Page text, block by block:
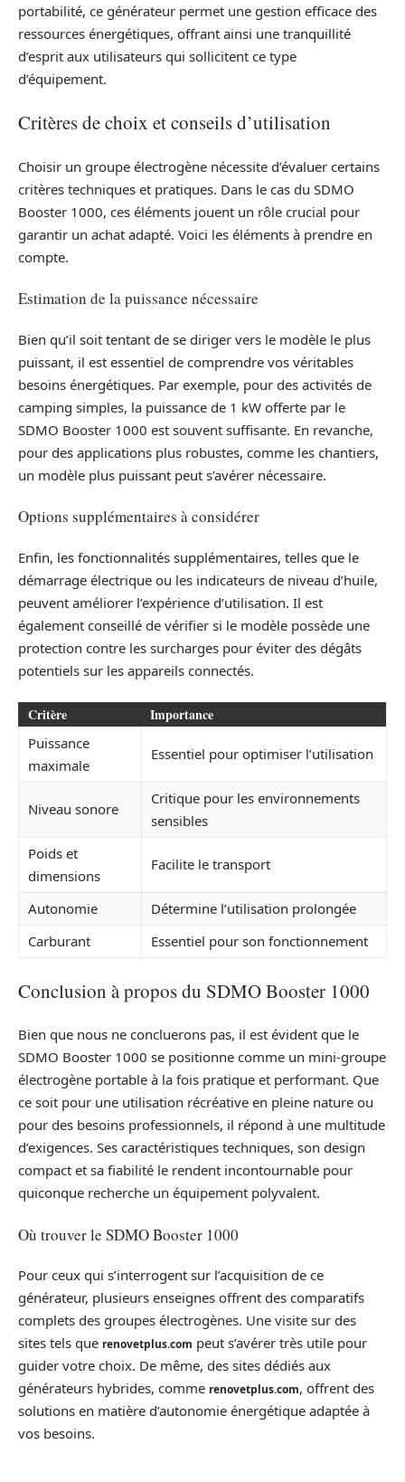
portabilité, ce générateur permet une gestion efficace des
ressources énergétiques, offrant ainsi une tranquillité
d’esprit aux utilisateurs qui sollicitent ce type
d’équipement.
Critères de choix et conseils d’utilisation
Choisir un groupe électrogène nécessite d’évaluer certains
critères techniques et pratiques. Dans le cas du SDMO
Booster 1000, ces éléments jouent un rôle crucial pour
garantir un achat adapté. Voici les éléments à prendre en
compte.
Estimation de la puissance nécessaire
Bien qu’il soit tentant de se diriger vers le modèle le plus
puissant, il est essentiel de comprendre vos véritables
besoins énergétiques. Par exemple, pour des activités de
camping simples, la puissance de 1 kW offerte par le
SDMO Booster 1000 est souvent suffisante. En revanche,
pour des applications plus robustes, comme les chantiers,
un modèle plus puissant peut s’avérer nécessaire.
Options supplémentaires à considérer
Enfin, les fonctionnalités supplémentaires, telles que le
démarrage électrique ou les indicateurs de niveau d’huile,
peuvent améliorer l’expérience d’utilisation. Il est
également conseillé de vérifier si le modèle possède une
protection contre les surcharges pour éviter des dégâts
potentiels sur les appareils connectés.
Critère Importance
Puissance
maximale
Essentiel pour optimiser l’utilisation
Niveau sonore
Critique pour les environnements
sensibles
Poids et
dimensions
Facilite le transport
Autonomie
Détermine l’utilisation prolongée
Carburant
Essentiel pour son fonctionnement
Conclusion à propos du SDMO Booster 1000
Bien que nous ne concluerons pas, il est évident que le
SDMO Booster 1000 se positionne comme un mini-groupe
électrogène portable à la fois pratique et performant. Que
ce soit pour une utilisation récréative en pleine nature ou
pour des besoins professionnels, il répond à une multitude
d’exigences. Ses caractéristiques techniques, son design
compact et sa fiabilité le rendent incontournable pour
quiconque recherche un équipement polyvalent.
Où trouver le SDMO Booster 1000
Pour ceux qui s’interrogent sur l’acquisition de ce
générateur, plusieurs enseignes offrent des comparatifs
complets des groupes électrogènes. Une visite sur des
sites tels que renovetplus.com peut s’avérer très utile pour
guider votre choix. De même, des sites dédiés aux
générateurs hybrides, comme renovetplus.com, offrent des
solutions en matière d’autonomie énergétique adaptée à
vos besoins.